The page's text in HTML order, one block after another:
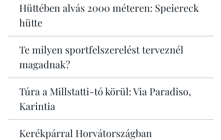
Hüttében alvás 2000 méteren: Speiereck
hütte
Te milyen sportfelszerelést terveznél
magadnak?
Túra a Millstatti-tó körül: Via Paradiso,
Karintia
Kerékpárral Horvátországban